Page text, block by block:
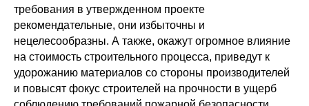
требования в утвержденном проекте
рекомендательные, они избыточны и
нецелесообразны. А также, окажут огромное влияние
на стоимость строительного процесса, приведут к
удорожанию материалов со стороны производителей
и повысят фокус строителей на прочности в ущерб